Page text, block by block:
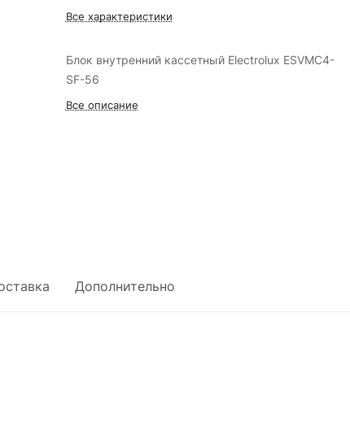
Все характеристики
Блок внутренний кассетный Electrolux ESVMC4-
SF-56
Все описание
Дополнительно